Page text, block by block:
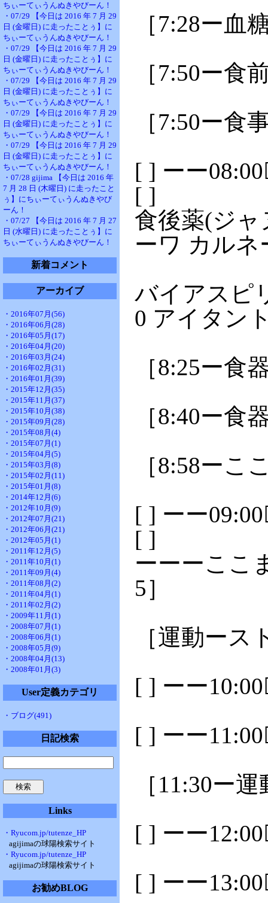
ちぃーてぃうんぬきやびーん！
・07/29 【今日は 2016 年 7 月 29
日 (金曜日) に走ったことぅ】に
ちぃーてぃうんぬきやびーん！
・07/29 【今日は 2016 年 7 月 29
日 (金曜日) に走ったことぅ】に
ちぃーてぃうんぬきやびーん！
・07/29 【今日は 2016 年 7 月 29
日 (金曜日) に走ったことぅ】に
ちぃーてぃうんぬきやびーん！
・07/29 【今日は 2016 年 7 月 29
日 (金曜日) に走ったことぅ】に
ちぃーてぃうんぬきやびーん！
・07/29 【今日は 2016 年 7 月 29
日 (金曜日) に走ったことぅ】に
ちぃーてぃうんぬきやびーん！
・07/28 gijima 【今日は 2016 年
7 月 28 日 (木曜日) に走ったこと
ぅ】にちぃーてぃうんぬきやび
ーん！
・07/27 【今日は 2016 年 7 月 27
日 (水曜日) に走ったことぅ】に
ちぃーてぃうんぬきやびーん！
新着コメント
アーカイブ
・2016年07月(56)
・2016年06月(28)
・2016年05月(17)
・2016年04月(20)
・2016年03月(24)
・2016年02月(31)
・2016年01月(39)
・2015年12月(35)
・2015年11月(37)
・2015年10月(38)
・2015年09月(28)
・2015年08月(4)
・2015年07月(1)
・2015年04月(5)
・2015年03月(8)
・2015年02月(11)
・2015年01月(8)
・2014年12月(6)
・2012年10月(9)
・2012年07月(21)
・2012年06月(21)
・2012年05月(1)
・2011年12月(5)
・2011年10月(1)
・2011年09月(4)
・2011年08月(2)
・2011年04月(1)
・2011年02月(2)
・2009年11月(1)
・2008年07月(1)
・2008年06月(1)
・2008年05月(9)
・2008年04月(13)
・2008年01月(3)
User定義カテゴリ
・ブログ(491)
日記検索
Links
・Ryucom.jp/tutenze_HP
agijimaの球陽検索サイト
・Ryucom.jp/tutenze_HP
agijimaの球陽検索サイト
お勧めBLOG
［7:28ー血
［7:50ー食
［7:50ー食
[ ] ーー
[ ]
食後薬(ジ
ーワ カルネ
バイアスピ
0 アイタン
［8:25ー食
［8:40ー食
［8:58ーこ
[ ] ーー
[ ]
ーーーここ
5］
［運動ース
[ ] ーー
[ ] ーー
［11:30ー
[ ] ーー
[ ] ーー